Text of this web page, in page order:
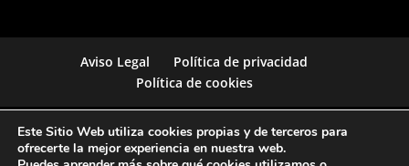
Aviso Legal
Política de privacidad
Política de cookies
Cámara de Comercio de Castellón © 2023
Este Sitio Web utiliza cookies propias y de terceros para
ofrecerte la mejor experiencia en nuestra web.